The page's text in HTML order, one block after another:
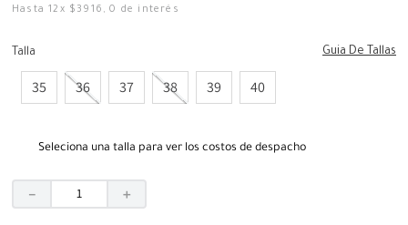
Hasta12 x $ 3916 ,0 de interés
Talla Guia De Tallas
35 36 37 38 39 40
Seleciona una talla para ver los costos de despacho
＋
－